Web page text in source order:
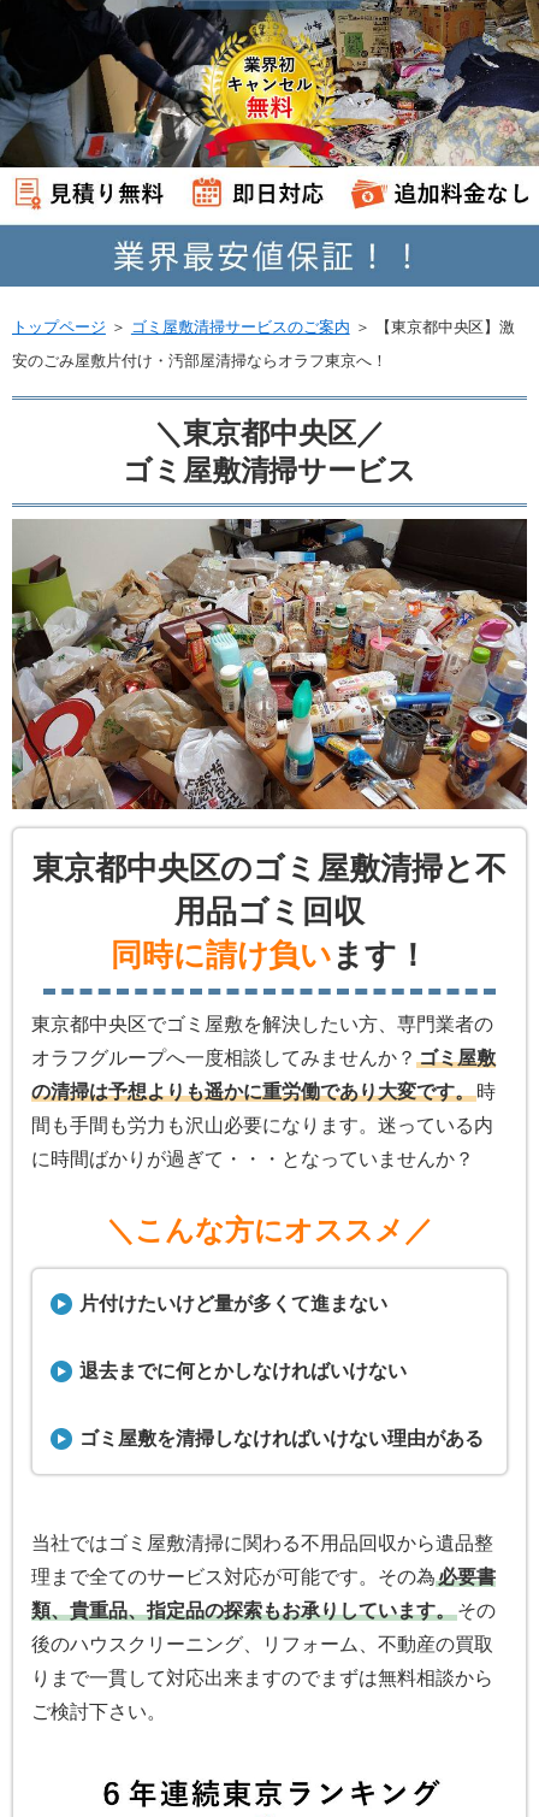
トップページ ＞ ゴミ屋敷清掃サービスのご案内 ＞
【東京都中央区】激
安のごみ屋敷片付け・汚部屋清掃ならオラフ東京へ！
＼東京都中央区／
ゴミ屋敷清掃サービス
東京都中央区のゴミ屋敷清掃と不
用品ゴミ回収
同時に請け負い ます！
東京都中央区でゴミ屋敷を解決したい方、専門業者の
オラフグループへ一度相談してみませんか？ ゴミ屋敷
の清掃は予想よりも遥かに重労働であり大変です。時
間も手間も労力も沢山必要になります。迷っている内
に時間ばかりが過ぎて・・・となっていませんか？
＼こんな方にオススメ／
片付けたいけど量が多くて進まない
退去までに何とかしなければいけない
ゴミ屋敷を清掃しなければいけない理由がある
当社ではゴミ屋敷清掃に関わる不用品回収から遺品整
理まで全てのサービス対応が可能です。その為必要書
類、貴重品、指定品の探索もお承りしています。その
後のハウスクリーニング、リフォーム、不動産の買取
りまで一貫して対応出来ますのでまずは無料相談から
ご検討下さい。